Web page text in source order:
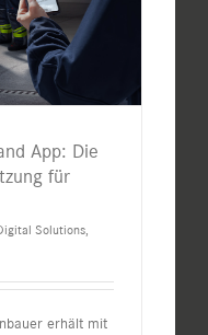
App: Die
für
Solutions
erhält mit